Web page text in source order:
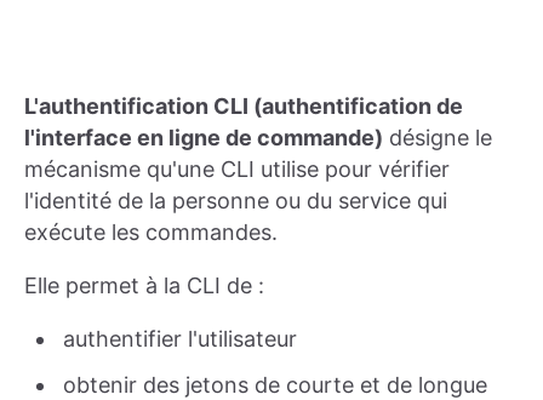
L'authentification CLI (authentification de
l'interface en ligne de commande) désigne le
mécanisme qu'une CLI utilise pour vérifier
l'identité de la personne ou du service qui
exécute les commandes.
Elle permet à la CLI de :
authentifier l'utilisateur
obtenir des jetons de courte et de longue